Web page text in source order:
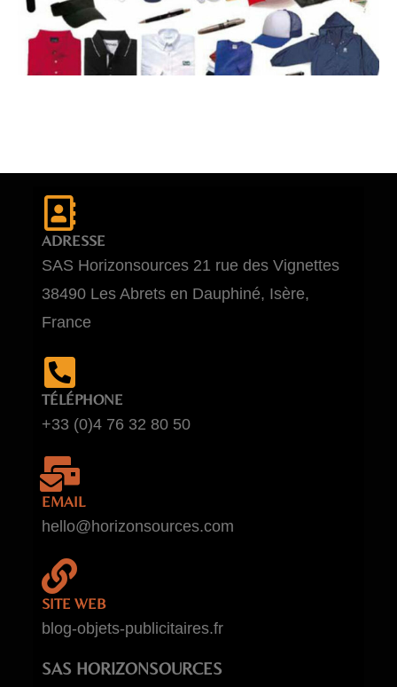
ADRESSE
SAS Horizonsources 21 rue des Vignettes
38490 Les Abrets en Dauphiné, Isère,
France
TÉLÉPHONE
+33 (0)4 76 32 80 50
EMAIL
hello@horizonsources.com
SITE WEB
blog-objets-publicitaires.fr
SAS HORIZONSOURCES